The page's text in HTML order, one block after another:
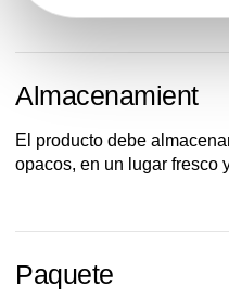
Almacenamient
El producto debe
opacos, en un lugar fresco
Paquete